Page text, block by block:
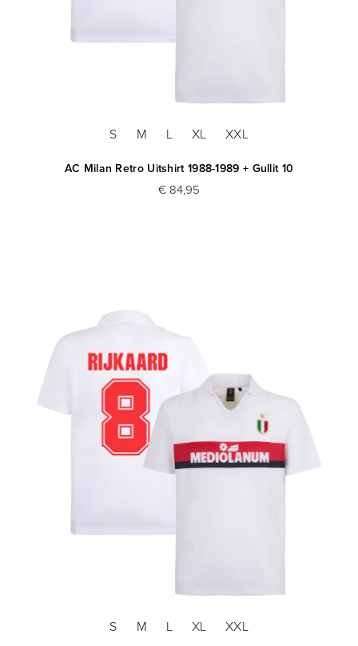
S M L XL XXL
AC Milan Retro Uitshirt 1988-1989 + Gullit 10
€ 84,95
S M L XL XXL